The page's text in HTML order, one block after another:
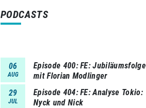
PODCASTS
06
AUG
Episode 400 FE: Jubiläumsfolge
mit Florian Modlinger
29
JUL
Episode 404 FE: Analyse Tokio:
Nyck und Nick